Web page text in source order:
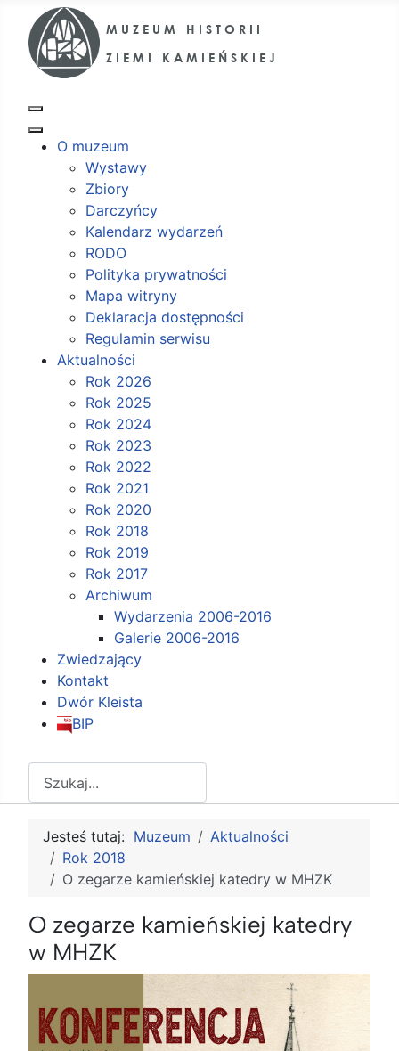
O muzeum
Wystawy
Zbiory
Darczyńcy
Kalendarz wydarzeń
RODO
Polityka prywatności
Mapa witryny
Deklaracja dostępności
Regulamin serwisu
Aktualności
Rok 2026
Rok 2025
Rok 2024
Rok 2023
Rok 2022
Rok 2021
Rok 2020
Rok 2018
Rok 2019
Rok 2017
Archiwum
Wydarzenia 2006-2016
Galerie 2006-2016
Zwiedzający
Kontakt
Dwór Kleista
BIP
Jesteś tutaj: Muzeum
Aktualności
Rok 2018
O zegarze kamieńskiej katedry w MHZK
O zegarze kamieńskiej katedry
w MHZK